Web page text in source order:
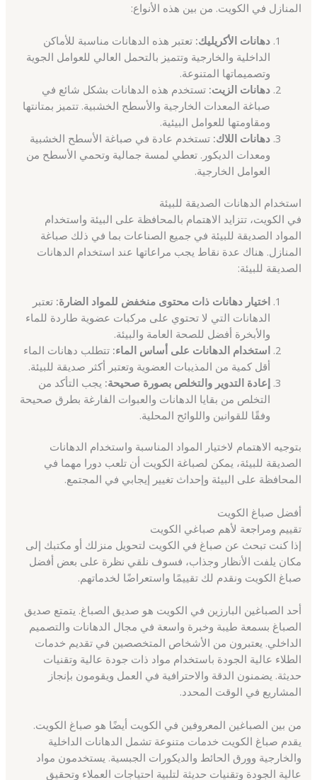
المنازل في الكويت. من بين هذه الأنواع:
دهانات الأكريليك: تعتبر هذه الدهانات مناسبة للأماكن
الداخلية والخارجية وتتميز بالتحمل العالي للعوامل الجوية
وتصميماتها المتنوعة.
دهانات الزيت: تستخدم هذه الدهانات بشكل شائع في
صباغة المعدات الخارجية والأسطح الخشبية. تتميز بمتانتها
ومقاومتها للعوامل البيئية.
دهانات اللاك: تستخدم عادة في صباغة الأسطح الخشبية
ومعدات الديكور. تعطي لمسة جمالية وتحمي الأسطح من
العوامل الخارجية.
استخدام الدهانات الصديقة للبيئة
في الكويت، تتزايد الاهتمام بالمحافظة على البيئة واستخدام
المواد الصديقة للبيئة في جميع الصناعات بما في ذلك صباغة
المنازل. هناك عدة نقاط يجب مراعاتها عند استخدام الدهانات
الصديقة للبيئة:
اختيار دهانات ذات محتوى منخفض للمواد الضارة: تعتبر
الدهانات التي لا تحتوي على مركبات عضوية طاردة للماء
والأبخرة أفضل للصحة العامة والبيئة.
استخدام الدهانات على أساس الماء: تتطلب دهانات الماء
أقل كمية من المذيبات العضوية وتعتبر أكثر صديقة للبيئة.
إعادة التدوير والتخلص بصورة صحيحة: يجب التأكد من
التخلص من بقايا الدهانات والعبوات الفارغة بطرق صحيحة
وفقًا للقوانين واللوائح المحلية.
بتوجيه الاهتمام لاختيار المواد المناسبة واستخدام الدهانات
الصديقة للبيئة، يمكن لصباغة الكويت أن تلعب دورا مهما في
المحافظة على البيئة وإحداث تغيير إيجابي في المجتمع.
أفضل صباغ الكويت
تقييم ومراجعة لأهم صباغي الكويت
إذا كنت تبحث عن صباغ في الكويت لتحويل منزلك أو مكتبك إلى
مكان يلفت الأنظار وجذاب، فسوف نلقي نظرة على بعض أفضل
صباغ الكويت ونقدم لك تقييمًا واستعراضًا لخدماتهم.
أحد الصباغين البارزين في الكويت هو صديق الصباغ. يتمتع صديق
الصباغ بسمعة طيبة وخبرة واسعة في مجال الدهانات والتصميم
الداخلي. يعتبرون من الأشخاص المتخصصين في تقديم خدمات
الطلاء عالية الجودة باستخدام مواد ذات جودة عالية وتقنيات
حديثة. يضمنون الدقة والاحترافية في العمل ويقومون بإنجاز
المشاريع في الوقت المحدد.
من بين الصباغين المعروفين في الكويت أيضًا هو صباغ الكويت.
يقدم صباغ الكويت خدمات متنوعة تشمل الدهانات الداخلية
والخارجية وورق الحائط والديكورات الجبسية. يستخدمون مواد
عالية الجودة وتقنيات حديثة لتلبية احتياجات العملاء وتحقيق